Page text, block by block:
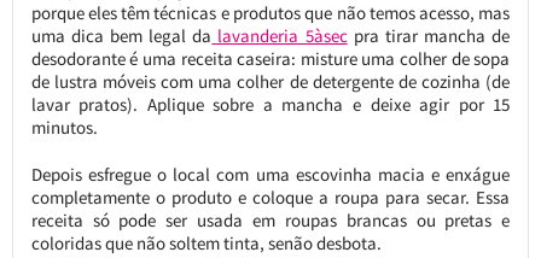
porque eles têm técnicas e produtos que não temos acesso, mas
uma dica bem legal da lavanderia 5àsecpra tirar mancha de
desodorante é uma receita caseira: misture uma colher de sopa
de lustra móveis com uma colher de detergente de cozinha (de
lavar pratos). Aplique sobre a mancha e deixe agir por 15
minutos.
Depois esfregue o local com uma escovinha macia e enxágue
completamente o produto e coloque a roupa para secar. Essa
receita só pode ser usada em roupas brancas ou pretas e
coloridas que não soltem tinta, senão desbota.